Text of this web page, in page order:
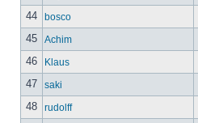
44 bosco
45 Achim
46 Klaus
47 saki
48 rudolff